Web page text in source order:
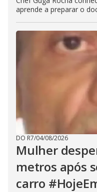
aprende a preparar o
DO R7/04/08/2026
Mulher
metros após
carro